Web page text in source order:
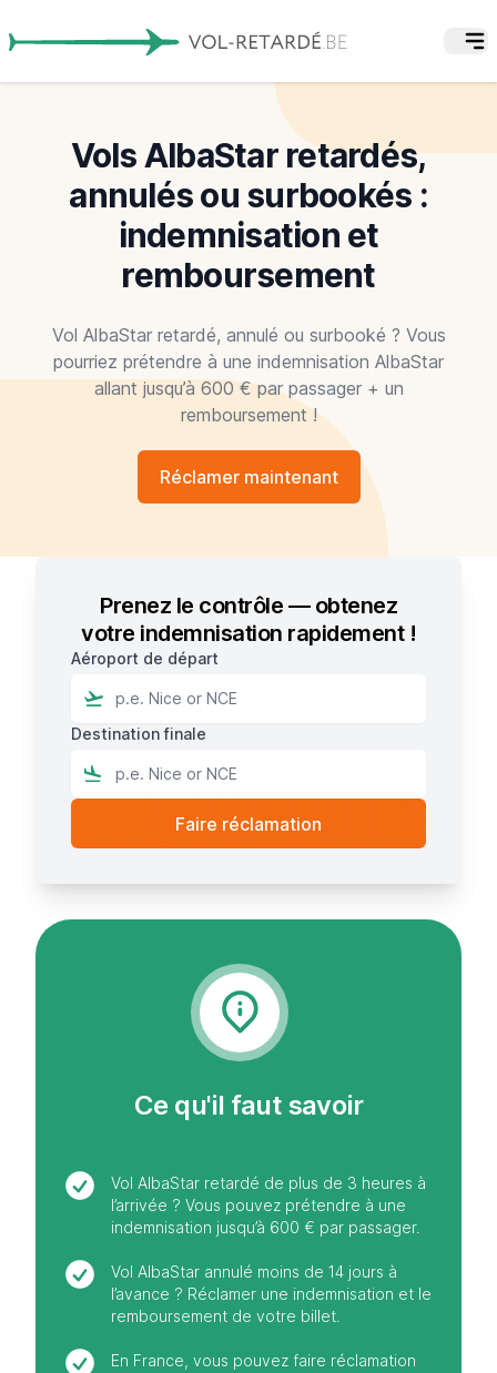
Vols AlbaStar retardés,
annulés ou surbookés :
indemnisation et
remboursement
Vol AlbaStar retardé, annulé ou surbooké ? Vous
pourriez prétendre à une indemnisation AlbaStar
allant jusqu’à 600 € par passager + un
remboursement !
Réclamer maintenant
Prenez le contrôle — obtenez
votre indemnisation rapidement !
Aéroport de départ
Destination finale
Ce qu'il faut savoir
Vol AlbaStar retardé de plus de 3 heures à
l’arrivée ? Vous pouvez prétendre à une
indemnisation jusqu’à 600 € par passager.
Vol AlbaStar annulé moins de 14 jours à
l’avance ? Réclamer une indemnisation et le
remboursement de votre billet.
En France, vous pouvez faire réclamation